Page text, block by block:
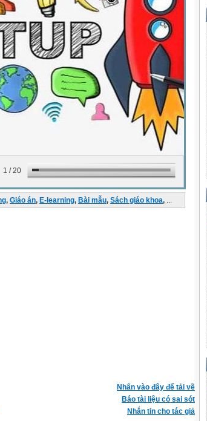
1 /20
, Giáo án, E-learning, Bài mẫu, Sách giáo khoa, ...
Nhấn vào đây để tải về
Báo tài liệu có sai sót
Nhắn tin cho tác giả